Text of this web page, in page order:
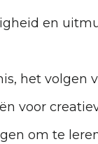
en
het volgen
voor
om te